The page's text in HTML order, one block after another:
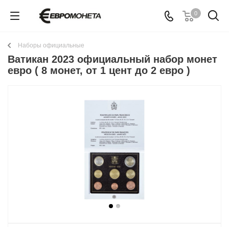
0
Наборы официальные
Ватикан 2023 официальный набор монет
евро ( 8 монет, от 1 цент до 2 евро )